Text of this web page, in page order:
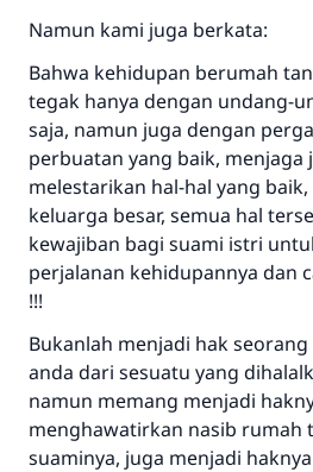
Namun kami juga berkata:
Bahwa kehidupan berumah
tegak hanya dengan undang-
saja, namun juga dengan
perbuatan yang baik, menjaga
melestarikan hal-hal yang
keluarga besar, semua hal
kewajiban bagi suami istri
perjalanan kehidupannya dan
!!!
Bukanlah menjadi hak
anda dari sesuatu yang
namun memang menjadi
menghawatirkan nasib rumah
suaminya, juga menjadi